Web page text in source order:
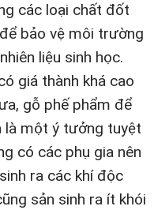
các loại chất đốt
bảo vệ môi trường
liệu sinh học.
giá thành khá cao
gỗ phế phẩm để
là một ý tưởng tuyệt
có các phụ gia nên
ra các khí độc
sản sinh ra ít khói